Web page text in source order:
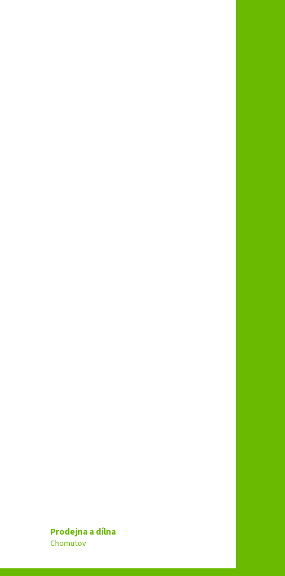
Prodejna a dílna
Chomutov